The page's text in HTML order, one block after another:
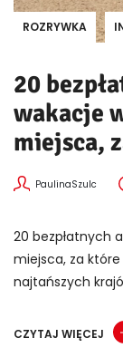
ROZRYWKA
20
wakacje
miejsca,
PaulinaSzulc
20 bezpłatnych
miejsca, za
najtańszych
CZYTAJ WIĘCEJ